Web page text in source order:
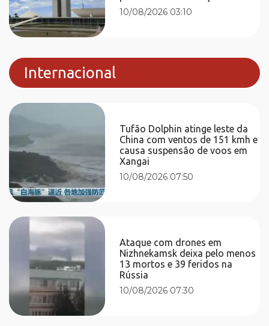
10/08/2026 03:10
Internacional
Tufão Dolphin atinge leste da
China com ventos de 151 kmh e
causa suspensão de voos em
Xangai
10/08/2026 07:50
Ataque com drones em
Nizhnekamsk deixa pelo menos
13 mortos e 39 feridos na
Rússia
10/08/2026 07:30